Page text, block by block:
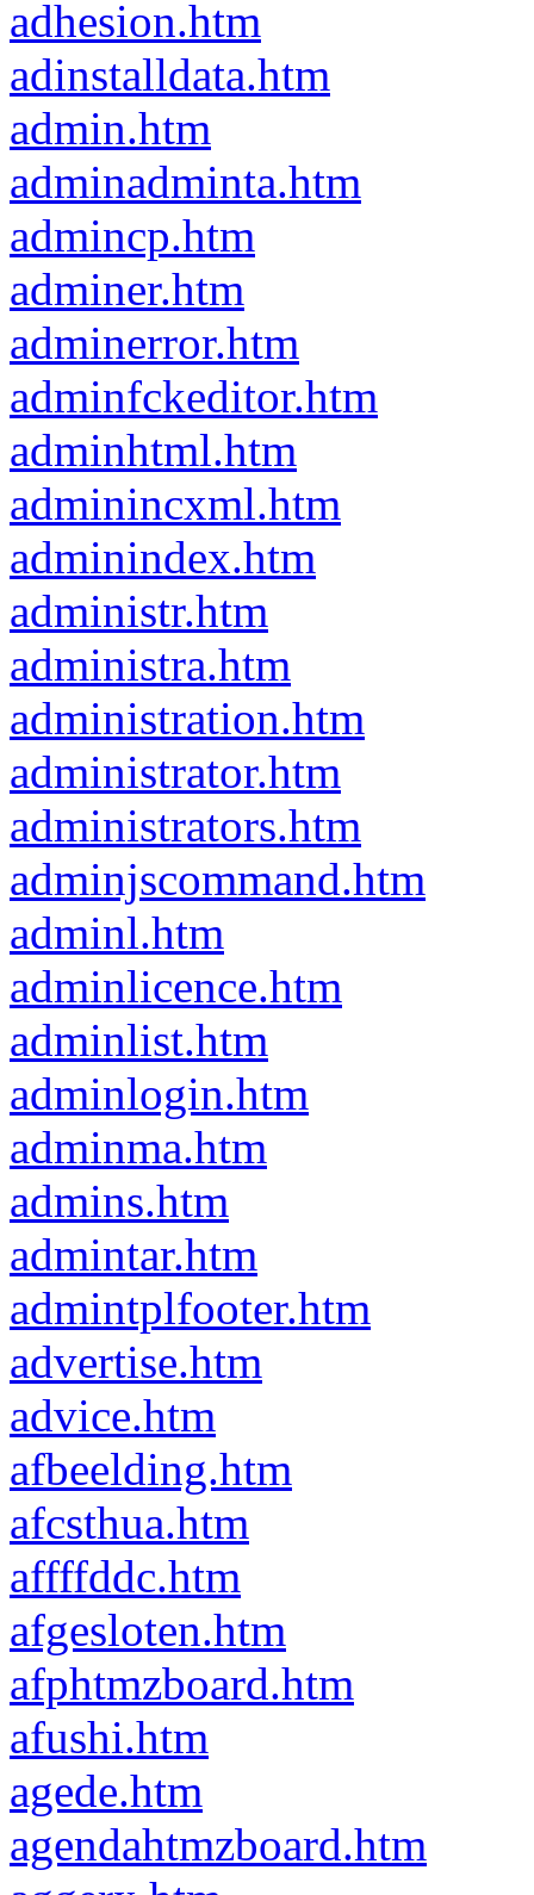
adhesion.htm
adinstalldata.htm
admin.htm
adminadminta.htm
admincp.htm
adminer.htm
adminerror.htm
adminfckeditor.htm
adminhtml.htm
adminincxml.htm
adminindex.htm
administr.htm
administra.htm
administration.htm
administrator.htm
administrators.htm
adminjscommand.htm
adminl.htm
adminlicence.htm
adminlist.htm
adminlogin.htm
adminma.htm
admins.htm
admintar.htm
admintplfooter.htm
advertise.htm
advice.htm
afbeelding.htm
afcsthua.htm
affffddc.htm
afgesloten.htm
afphtmzboard.htm
afushi.htm
agede.htm
agendahtmzboard.htm